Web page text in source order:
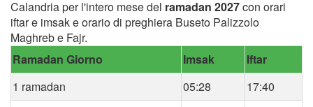
Calandria per l'intero mese del ramadan 2027con orari
iftar e imsak e orario di preghiera Buseto Palizzolo
Maghreb e Fajr.
Ramadan Giorno
Imsak
Iftar
1 ramadan
05:28
17:40